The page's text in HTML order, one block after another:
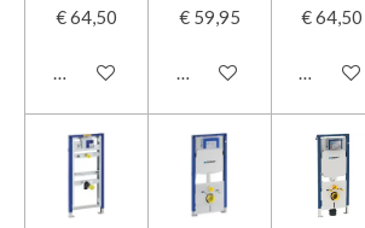
€ 64,50
In winkelwagen
€ 59,95
In winkelwagen
€ 64,50
In